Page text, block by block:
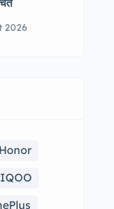
2026
Honor
IQOO